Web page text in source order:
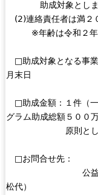
助成対象としま
(2)連絡責任者は満２
※年齢は令和２年４
□助成対象となる事業
月末日
□助成金額：１件（一
グラム助成総額５００
原則として単
□お問合せ先：
公益財団法人
松代）